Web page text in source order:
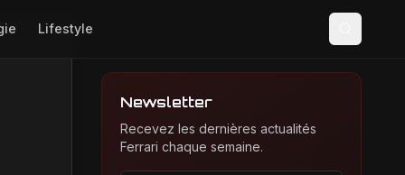
Lifestyle
Newsletter
Recevez les dernières actualités
Ferrari chaque semaine.